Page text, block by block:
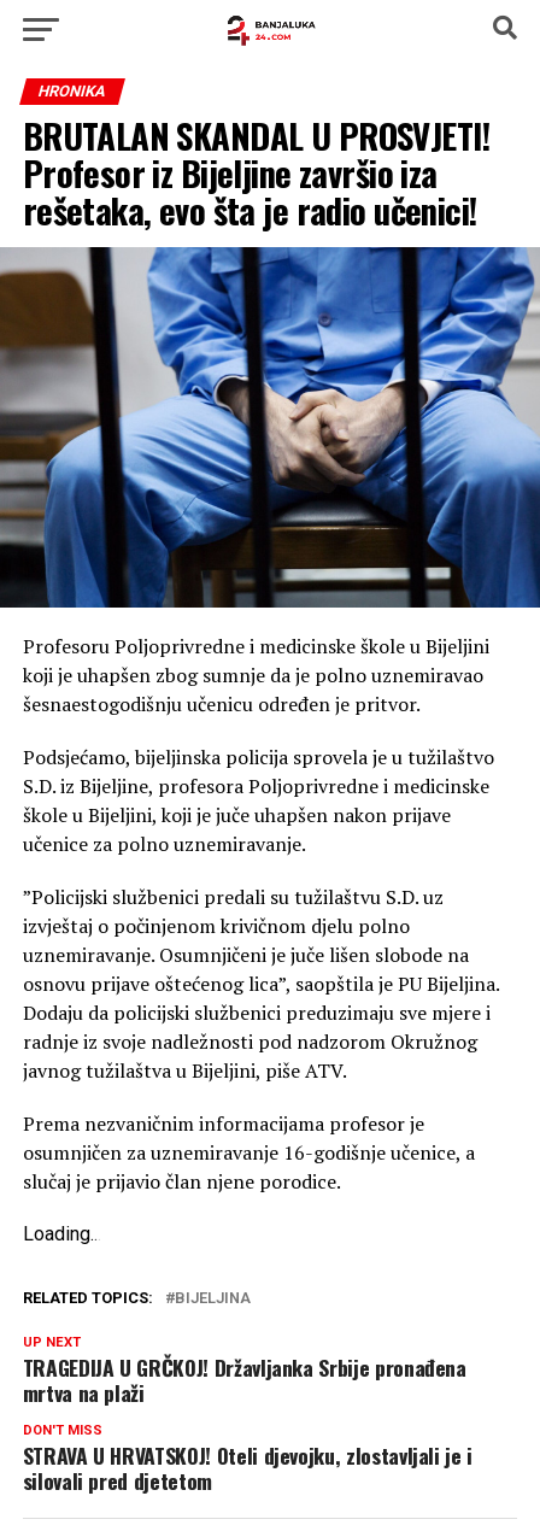
HRONIKA
BRUTALAN SKANDAL U PROSVJETI!
Profesor iz Bijeljine završio iza
rešetaka, evo šta je radio učenici!
Profesoru Poljoprivredne i medicinske škole u Bijeljini
koji je uhapšen zbog sumnje da je polno uznemiravao
šesnaestogodišnju učenicu određen je pritvor.
Podsjećamo, bijeljinska policija sprovela je u tužilaštvo
S.D. iz Bijeljine, profesora Poljoprivredne i medicinske
škole u Bijeljini, koji je juče uhapšen nakon prijave
učenice za polno uznemiravanje.
”Policijski službenici predali su tužilaštvu S.D. uz
izvještaj o počinjenom krivičnom djelu polno
uznemiravanje. Osumnjičeni je juče lišen slobode na
osnovu prijave oštećenog lica”, saopštila je PU Bijeljina.
Dodaju da policijski službenici preduzimaju sve mjere i
radnje iz svoje nadležnosti pod nadzorom Okružnog
javnog tužilaštva u Bijeljini, piše ATV.
Prema nezvaničnim informacijama profesor je
osumnjičen za uznemiravanje 16-godišnje učenice, a
slučaj je prijavio član njene porodice.
Loading..
RELATED TOPICS: BIJELJINA
UP NEXT
TRAGEDIJA U GRČKOJ! Državljanka Srbije pronađena
mrtva na plaži
DON'T MISS
STRAVA U HRVATSKOJ! Oteli djevojku, zlostavljali je i
silovali pred djetetom